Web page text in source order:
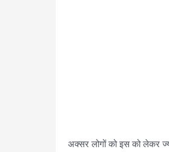
अक्सर लोगों को इस को लेकर